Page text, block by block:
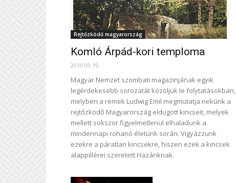
Rejtőzködő magyarország
Komló Árpád-kori temploma
2010.09.19.
Magyar Nemzet szombati magazinjának egyik
legérdekesebb sorozatát közöljük le folytatásokban,
melyben a remek Ludwig Emil megmutatja nekünk a
rejtőzködő Magyarország eldugott kincseit, melyek
mellett sokszor figyelmetlenül elhaladunk a
mindennapi rohanó életünk során. Vigyázzunk
ezekre a páratlan kincsekre, hiszen ezek a kincsek
alappillérei szeretett Hazánknak.